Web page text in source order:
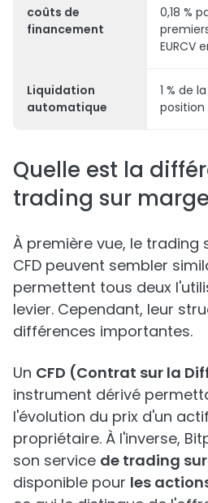
coûts de
financement
0,18 %
EURCV
Liquidation
automatique
1 % de
position
Quelle est la
trading sur marge
À première vue, le trading
CFD peuvent sembler
permettent tous deux
levier. Cependant, leur
différences importantes.
Un CFD (Contrat sur la
instrument dérivé
l'évolution du prix d'un
propriétaire. À l'inverse,
son service de trading
disponible pour les